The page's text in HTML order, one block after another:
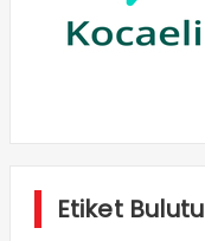
Etiket Bulutu